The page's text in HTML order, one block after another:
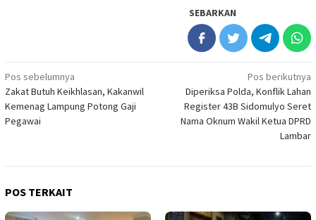
SEBARKAN
Navigasi
pos
Pos sebelumnya
Zakat Butuh Keikhlasan, Kakanwil
Kemenag Lampung Potong Gaji
Pegawai
Pos berikutnya
Diperiksa Polda, Konflik Lahan
Register 43B Sidomulyo Seret
Nama Oknum Wakil Ketua DPRD
Lambar
POS TERKAIT